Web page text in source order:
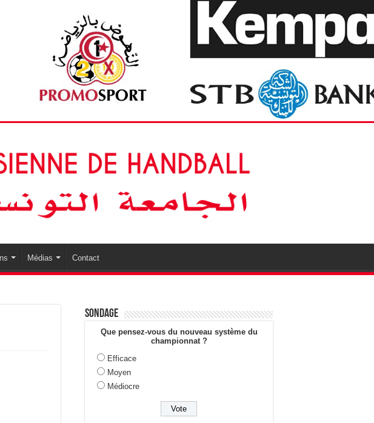
Médias Contact
Sondage
Que pensez-vous du nouveau système du
championnat ?
Efficace
Moyen
Médiocre